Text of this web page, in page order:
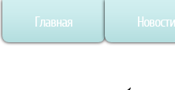
Главная Новости